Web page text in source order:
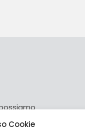
Cookie